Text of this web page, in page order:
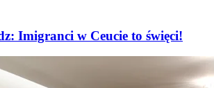
Imigranci w Ceucie to święci!